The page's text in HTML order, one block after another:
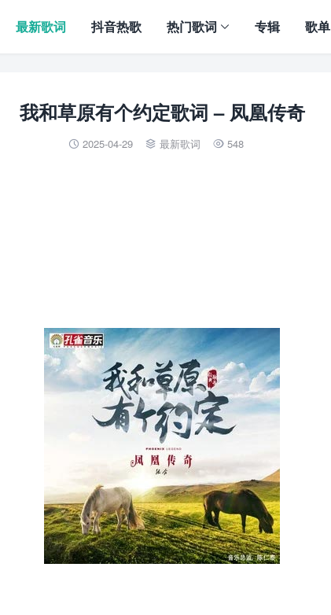
最新歌词 抖音热歌 热门歌词 专辑 歌单
我和草原有个约定歌词 – 凤凰传奇
 2025-04-29  最新歌词  548